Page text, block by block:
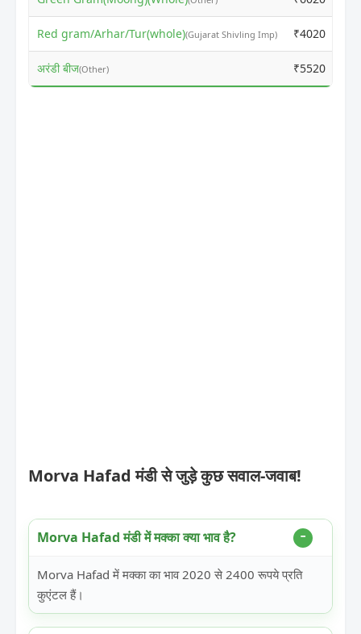
Red gram/Arhar/Tur(whole)(Gujarat Shivling Imp) ₹4020
अरंडी बीज(Other) ₹5520
Morva Hafad मंडी से जुड़े कुछ सवाल-जवाब!
Morva Hafad मंडी में मक्का क्या भाव है?
Morva Hafad में मक्का का भाव 2020 से 2400 रूपये प्रति
कुएंटल हैं।